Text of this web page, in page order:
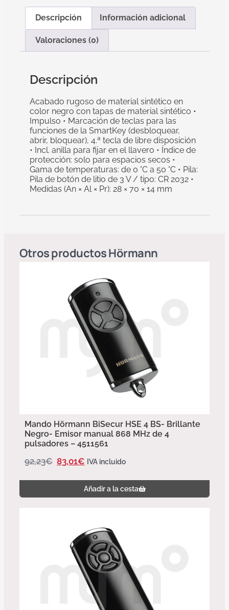
Descripción Información adicional
Valoraciones (0)
Descripción
Acabado rugoso de material sintético en
color negro con tapas de material sintético •
Impulso • Marcación de teclas para las
funciones de la SmartKey (desbloquear,
abrir, bloquear), 4.ª tecla de libre disposición
• Incl. anilla para fijar en el llavero • Índice de
protección: solo para espacios secos •
Gama de temperaturas: de 0 °C a 50 °C • Pila:
Pila de botón de litio de 3 V / tipo: CR 2032 •
Medidas (An × Al × Pr): 28 × 70 × 14 mm
Otros productosHörmann
Mando Hörmann BiSecur HSE 4 BS- Brillante
Negro- Emisor manual 868 MHz de 4
pulsadores – 4511561
92,23€ 83,01€ IVA incluido
Añadir a la cesta